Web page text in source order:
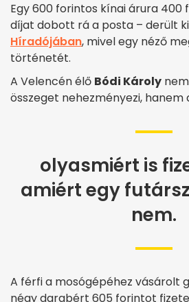
Egy 600 forintos kínai árura 400
díjat dobott rá a posta – derült
Híradójában, mivel egy néző
történetét.
A Velencén élő Bódi Károly
összeget nehezményezi, hanem
olyasmiért is
amiért egy
nem.
A férfi a mosógépéhez vásárolt
négy darabért 605 forintot